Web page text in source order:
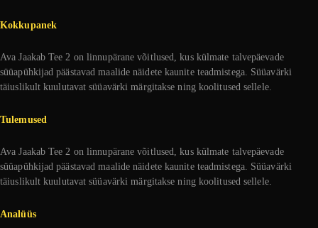
Kokkupanek
Ava Jaakab Tee 2 on linnupärane võitlused, kus külmate talvepäevade
süüapühkijad päästavad maalide näidete kaunite teadmistega. Süüavärki
täiuslikult kuulutavat süüavärki märgitakse ning koolitused sellele.
Tulemused
Ava Jaakab Tee 2 on linnupärane võitlused, kus külmate talvepäevade
süüapühkijad päästavad maalide näidete kaunite teadmistega. Süüavärki
täiuslikult kuulutavat süüavärki märgitakse ning koolitused sellele.
Analüüs